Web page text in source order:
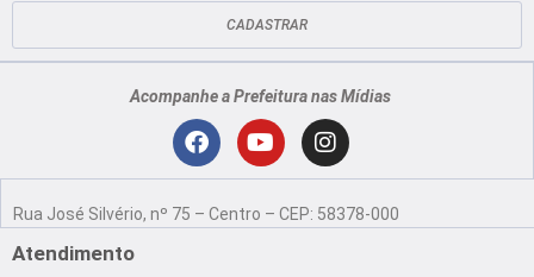
CADASTRAR
Acompanhe a Prefeitura nas Mídias
F
c
Y
u
I
n
s
Rua José Silvério, nº 75 – Centro – CEP: 58378-000
Atendimento